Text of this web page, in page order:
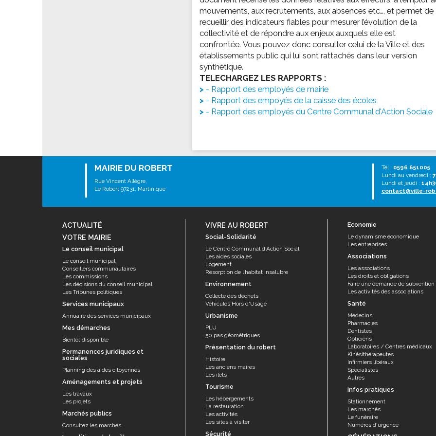
Le funéraire
Numéros d'urgence
mouvements, aux recrutements, aux absences etc…, et permet de
recueillir des indicateurs fiables pour mesurer l’évolution de la
collectivité et de répondre aux enjeux auxquels elle est
confrontée. Vous pouvez donc consulter celui de la Ville et des
établissements public qui lui sont rattachés dans leur version
synthétique.
TELECHARGEZ LES RAPPORTS :
- Rapport des employés de mairie
- Rapport des empoyés de la caisse des écoles
- Rapport des employés du Centre Communal d'Action Sociale
MAIRIE DU ROBERT
Rue Vincent Allègre,
Le Robert 97231, Martinique
Tél : 0596 651005
Lundi au vendredi :
Lundi et jeudi :
contact@ville-
ACTUALITÉ
VOTRE MAIRIE
Le conseil municipal
Le conseil municipal
Conseillers communautaires
Les commissions
Les décisions du conseil municipal
Les Tribunes politiques
Services municipaux
Annuaire des services municipaux
Mes démarches
Bientôt disponible
Permanences juridiques et
sociales
Planning des aides citoyennes
Aménagements et projets
Les travaux
Les projets
Marchés publics
Consultez les marchés
VIVRE AU ROBERT
Social-Solidarité
Le Centre Communal d'Action Social
Les aides sociales
Logement
Résorption de l’habitat insalubre
Environnement
Collecte des déchets
Véhicules Hors d'Usage
Urbanisme
PLU
50 pas géométriques
Présentation du robert
Histoire
Les anciens maires
Les îlets
Tourisme
Les hébergements
La restauration
Les activités
Les sites à visiter
Sécurité
Economie
Le dynamisme économique
Les entreprises
Associations
Les associations
Les droits et obligations
Faire une demande de subvention
Les activités des associations
Santé
Médecins
Pharmacies
Dentistes
Opticiens
Laboratoires / Centres médicaux
Kinésithérapeutes
Infirmiers libéraux
Spécialistes
Autres
Infos pratiques
Stationnement
Les marchés
Le funéraire
Numéros d'urgence